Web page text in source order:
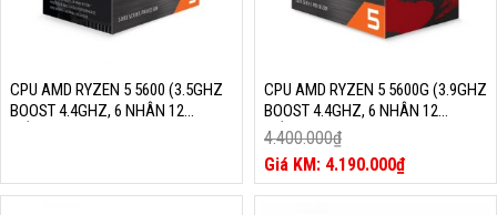
CPU AMD RYZEN 5 5600 (3.5GHZ
BOOST 4.4GHZ, 6 NHÂN 12
CPU AMD RYZEN 5 5600G (3.9GHZ
BOOST 4.4GHZ, 6 NHÂN 12
LUỒNG, 19MB CACHE, 65W,
SOCKET AM4)
4.400.000₫
Giá
gốc
là:
4.190.000₫
Giá
hiện